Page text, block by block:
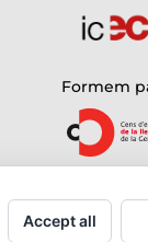
Formem
Accept all